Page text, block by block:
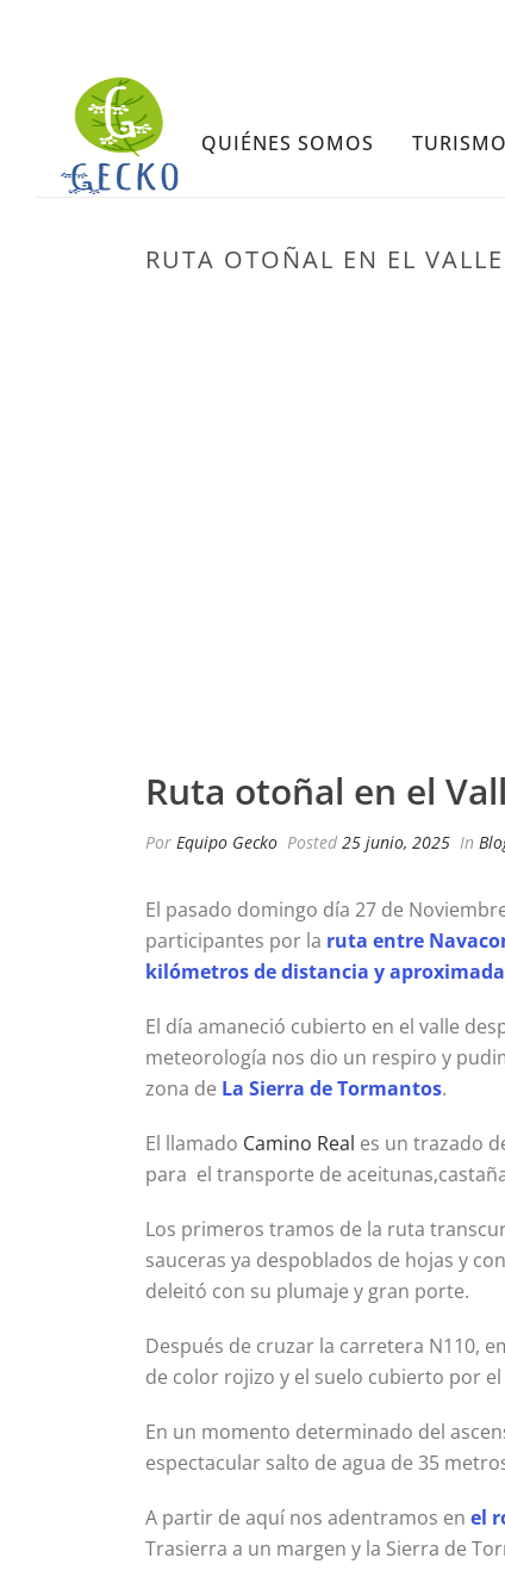
QUIÉNES SOMOS
​​​RUTA OTOÑAL EN EL
​​​Ruta otoñal en el
Por Equipo Gecko Posted 25 junio, 2025 In
El pasado domingo día 27 de
participantes por la ruta entre
kilómetros de distancia y
El día amaneció cubierto en el valle
meteorología nos dio un respiro y
zona de La Sierra de Tormantos.
El llamado Camino Real es un trazado
para el transporte de
Los primeros tramos de la ruta
sauceras ya despoblados de hojas y
deleitó con su plumaje y gran porte.
Después de cruzar la carretera N110,
de color rojizo y el suelo cubierto por
En un momento determinado del
espectacular salto de agua de 35
A partir de aquí nos adentramos en el
Trasierra a un margen y la Sierra de